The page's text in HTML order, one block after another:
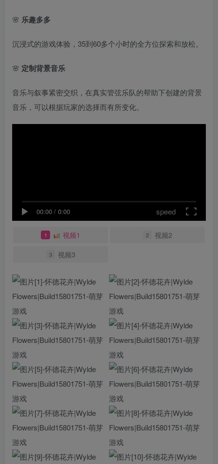
🌸 乐趣多多
沉浸式的游戏体验，35到60多个小时的全方位探索和放松。
🌸 定制背景音乐
音乐与叙事紧密交织，在真实管弦乐队的帮助下创建的背景
音乐，可以根据玩家的选择而有所变化。
00:00 / 0:00 speed
1 视频1 2 视频2
3 视频3